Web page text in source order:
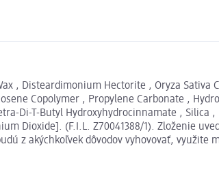
, Disteardimonium Hectorite , Oryza
Copolymer , Propylene Carbonate ,
Di-T-Butyl Hydroxyhydrocinnamate , Silica
Dioxide]. (F.I.L. Z70041388/1). Zloženie
z akýchkoľvek dôvodov vyhovovať, využite